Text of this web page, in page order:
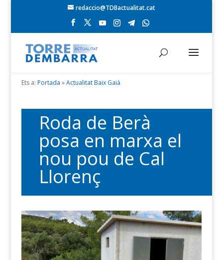
redaccio@TDBactualitat.cat
Ets a: Portada »Actualitat Baix Gaià
Roda de Berà
posa en marxa el
nou pou de Cal
Llorenç